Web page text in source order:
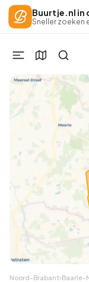
Buurtje.nl in
Sneller zoeken
Noord-Brabant›Baarle-